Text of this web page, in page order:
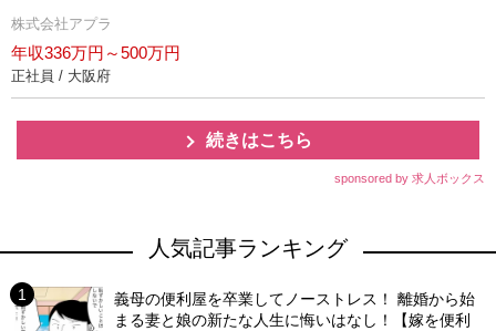
株式会社アプラ
年収336万円～500万円
正社員 / 大阪府
続きはこちら
sponsored by 求人ボックス
人気記事ランキング
義母の便利屋を卒業してノーストレス！ 離婚から始
まる妻と娘の新たな人生に悔いはなし！【嫁を便利